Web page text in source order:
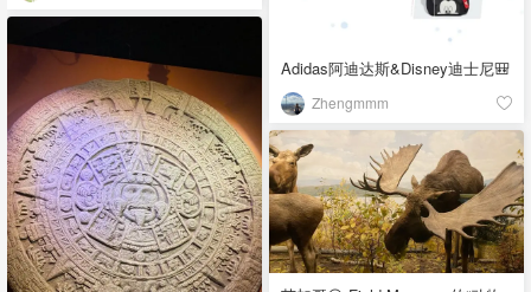
Adidas阿迪达斯&Disney迪士尼🎒
Zhengmmm